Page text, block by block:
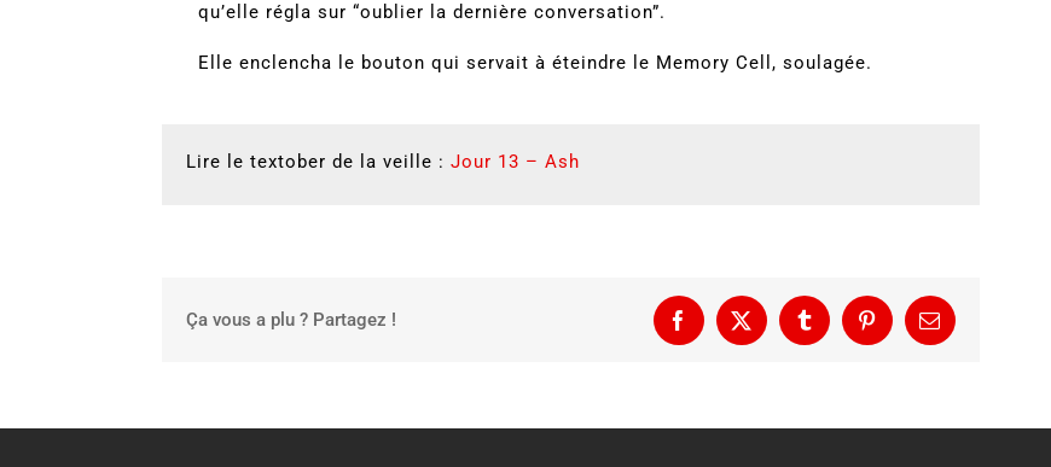
qu’elle régla sur “oublier la dernière conversation”.
Elle enclencha le bouton qui servait à éteindre le Memory Cell, soulagée.
Lire le textober de la veille :Jour 13 – Ash
Ça vous a plu ? Partagez ! Facebook
X TumblrPinterestEmail